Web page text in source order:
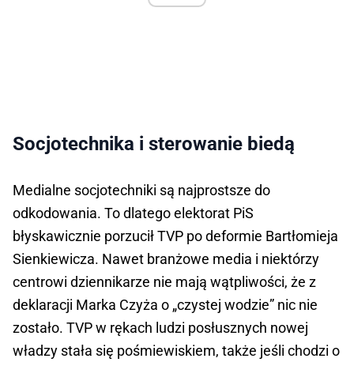
Socjotechnika i sterowanie biedą
Medialne socjotechniki są najprostsze do
odkodowania. To dlatego elektorat PiS
błyskawicznie porzucił TVP po deformie Bartłomieja
Sienkiewicza. Nawet branżowe media i niektórzy
centrowi dziennikarze nie mają wątpliwości, że z
deklaracji Marka Czyża o „czystej wodzie” nic nie
zostało. TVP w rękach ludzi posłusznych nowej
władzy stała się pośmiewiskiem, także jeśli chodzi o